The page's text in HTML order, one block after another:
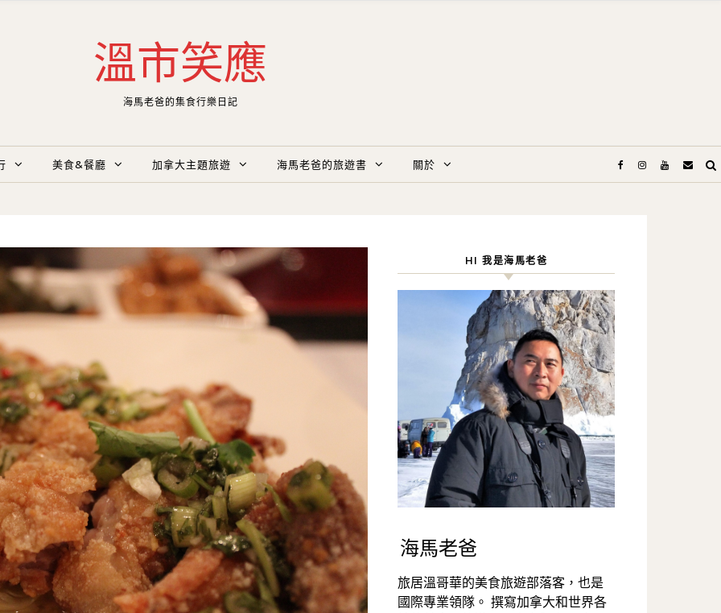
溫市笑應
海馬老爸的集食行樂日記
美食&餐廳 加拿大主題旅遊 海馬老爸的旅遊書 關於
HI 我是海馬老爸
海馬老爸
旅居溫哥華的美食旅遊部落客，也是
國際專業領隊。 撰寫加拿大和世界各